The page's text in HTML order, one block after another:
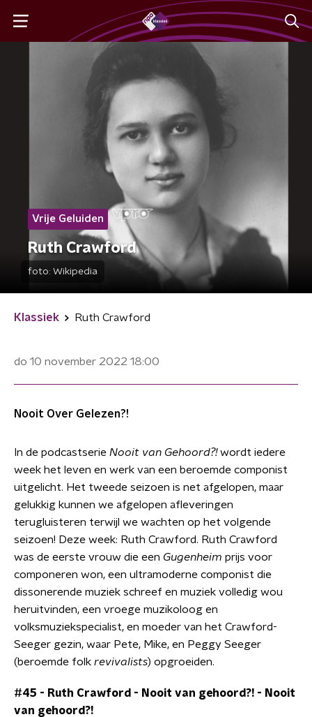
Vrije Geluiden
Ruth Crawford
foto: Wikipedia
Klassiek Ruth Crawford
do 10 november 2022 18:00
Nooit Over Gelezen?!
In de podcastserie Nooit van Gehoord?!wordt iedere
week het leven en werk van een beroemde componist
uitgelicht. Het tweede seizoen is net afgelopen, maar
gelukkig kunnen we afgelopen afleveringen
terugluisteren terwijl we wachten op het volgende
seizoen! Deze week: Ruth Crawford. Ruth Crawford
was de eerste vrouw die een Gugenheim prijs voor
componeren won, een ultramoderne componist die
dissonerende muziek schreef en muziek volledig wou
heruitvinden, een vroege muzikoloog en
volksmuziekspecialist, en moeder van het Crawford-
Seeger gezin, waar Pete, Mike, en Peggy Seeger
(beroemde folk revivalists) opgroeiden.
#45 - Ruth Crawford - Nooit van gehoord?! - Nooit
van gehoord?!